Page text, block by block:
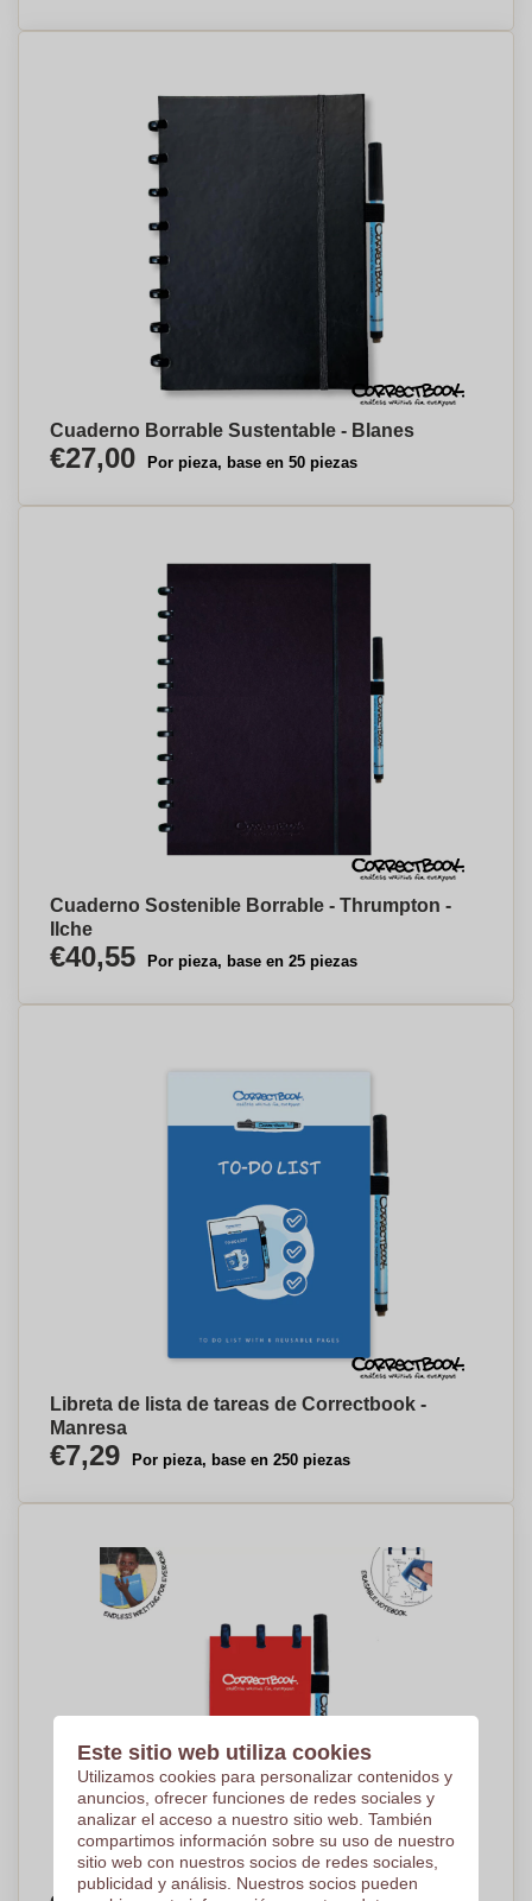
Cuaderno Borrable Sustentable - Blanes
€27,00 Por pieza, base en 50 piezas
Cuaderno Sostenible Borrable - Thrumpton -
Ilche
€40,55 Por pieza, base en 25 piezas
Libreta de lista de tareas de Correctbook -
Manresa
€7,29 Por pieza, base en 250 piezas
Este sitio web utiliza cookies
Utilizamos cookies para personalizar contenidos y
anuncios, ofrecer funciones de redes sociales y
analizar el acceso a nuestro sitio web. También
compartimos información sobre su uso de nuestro
sitio web con nuestros socios de redes sociales,
publicidad y análisis. Nuestros socios pueden